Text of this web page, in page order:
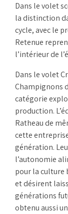
Dans le volet
la distinction
cycle, avec le
Retenue
l’intérieur de
Dans le volet
Champignons
catégorie
production.
Ratheau de
cette
génération.
l’autonomie
pour la culture
et désirent
générations
obtenu aussi